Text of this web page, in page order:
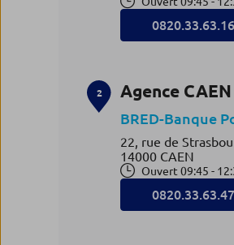
0820.33.63.16
2 Agence
BRED-Banque
22, rue de
14000 CAEN
Ouvert 09:45 -
0820.33.63.47